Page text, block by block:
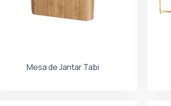
Mesa de Jantar Tabi